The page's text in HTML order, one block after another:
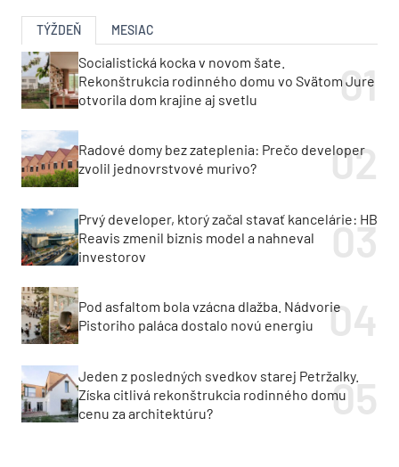
TÝŽDEŇ MESIAC
Socialistická kocka v novom šate.
Rekonštrukcia rodinného domu vo Svätom Jure
otvorila dom krajine aj svetlu
Radové domy bez zateplenia: Prečo developer
zvolil jednovrstvové murivo?
Prvý developer, ktorý začal stavať kancelárie: HB
Reavis zmenil biznis model a nahneval
investorov
Pod asfaltom bola vzácna dlažba. Nádvorie
Pistoriho paláca dostalo novú energiu
Jeden z posledných svedkov starej Petržalky.
Získa citlivá rekonštrukcia rodinného domu
cenu za architektúru?